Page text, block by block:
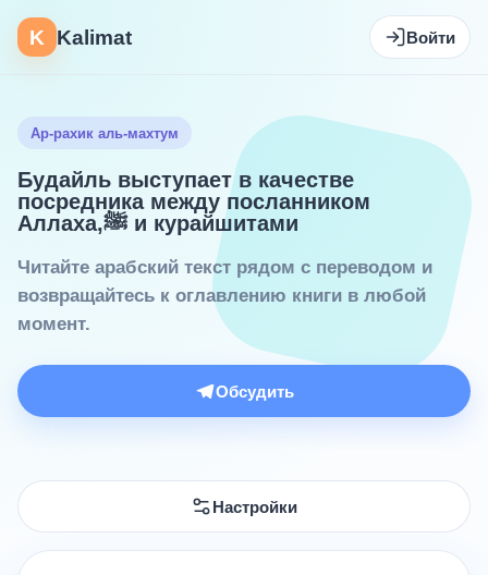
K Kalimat Войти
Ар-рахик аль-махтум
Будайль выступает в качестве
посредника между посланником
Аллаха,ﷺ и курайшитами
Читайте арабский текст рядом с переводом и
возвращайтесь к оглавлению книги в любой
момент.
Обсудить
Настройки